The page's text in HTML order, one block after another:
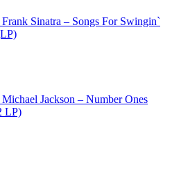
Sinatra – Songs For Swingin`
Jackson – Number Ones
LP)